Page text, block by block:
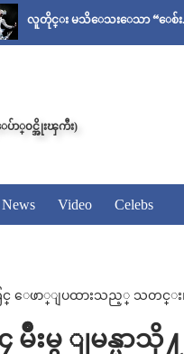
း မသိေသးေသာ “ေစ်း..အစ ” “ဇ
ပ်ာ္၀င္အိုးၾကီး)
Video Celebs
ေဖာ္ျပထားသည့္ သတင္း၊ဓ
၄ မ်ိဳးမွ ျမန္